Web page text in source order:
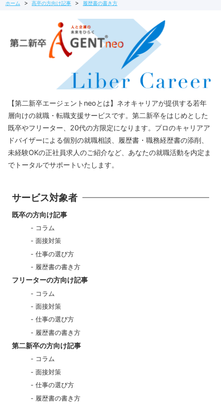
ホーム 高卒の方向け記事 履歴書の書き方
【第二新卒エージェントneoとは】ネオキャリアが提供する若年
層向けの就職・転職支援サービスです。第二新卒をはじめとした
既卒やフリーター、20代の方限定になります。プロのキャリアア
ドバイザーによる個別の就職相談、履歴書・職務経歴書の添削、
未経験OKの正社員求人のご紹介など、あなたの就職活動を内定ま
でトータルでサポートいたします。
サービス対象者
既卒の方向け記事
コラム
面接対策
仕事の選び方
履歴書の書き方
フリーターの方向け記事
コラム
面接対策
仕事の選び方
履歴書の書き方
第二新卒の方向け記事
コラム
面接対策
仕事の選び方
履歴書の書き方